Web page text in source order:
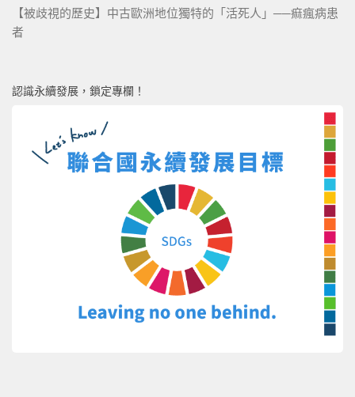
【被歧視的歷史】中古歐洲地位獨特的「活死人」──痲瘋病患
者
認識永續發展，鎖定專欄！